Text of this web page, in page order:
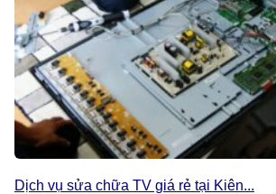
Dịch vụ sửa chữa TV giá rẻ tại Kiên...